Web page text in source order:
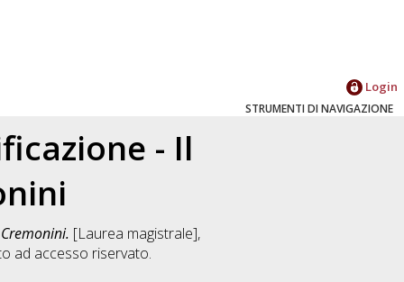
Login
STRUMENTI DI NAVIGAZIONE
- Il
[Laurea magistrale],
ad accesso riservato.